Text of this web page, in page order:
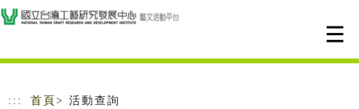
跳到主要內容
網站導覽
::: 首頁 > 活動查詢